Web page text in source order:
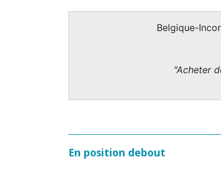
Belgique-
"Acheter
En position debout